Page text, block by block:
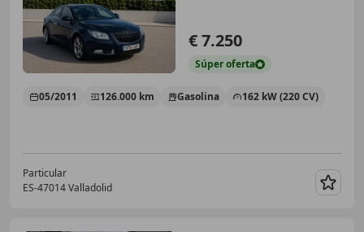
€ 7.250
Súperoferta
05/2011 126.000 km Gasolina 162 kW (220 CV)
Particular
ES-47014 Valladolid